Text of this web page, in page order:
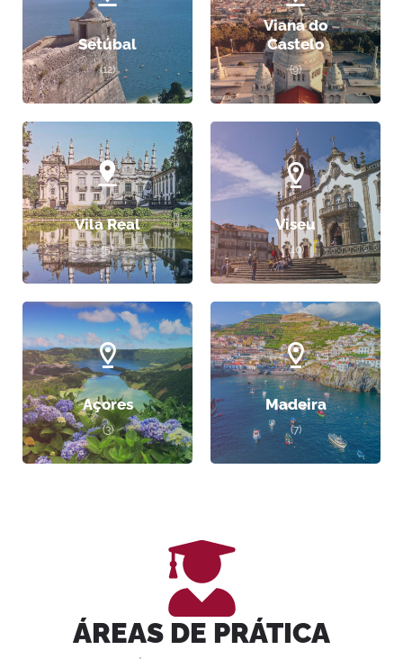
Setúbal
(12)
Viana do
Castelo
(9)
Vila Real
(5)
Viseu
(10)
Açores
(3)
Madeira
(7)
ÁREAS DE PRÁTICA